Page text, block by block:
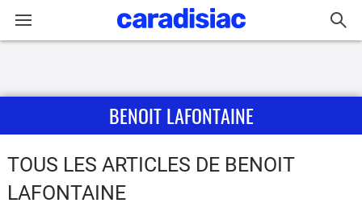
Actu
Essais
BENOIT LAFONTAINE
TOUS LES ARTICLES DE BENOIT
LAFONTAINE